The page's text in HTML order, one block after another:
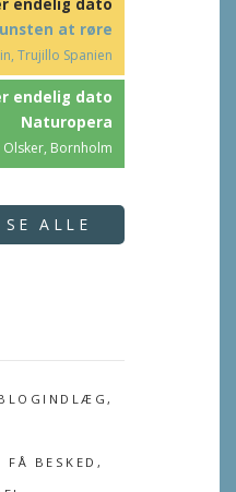
endelig dato
at røre
Trujillo Spanien
endelig dato
Naturopera
Bornholm
SE ALLE
FÅ BESKED,